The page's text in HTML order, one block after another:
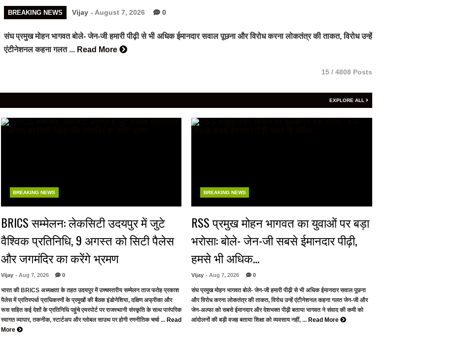
BREAKING NEWS Vijay - August 7, 2026 0
संघ प्रमुख मोहन भागवत बोले- जेन-जी हमारी पीढ़ी से भी अधिक ईमानदार सवाल पूछना और विरोध करना लोकतंत्र की ताकत, विरोध उन्हें
एंटीनेशनल कहना गलत ... Read More
15 / 4808 Posts
EXPLORE ALL
BREAKING NEWS
BRICS सम्मेलन: लेकसिटी उदयपुर में जुटे
वैश्विक प्रतिनिधि, 9 अगस्त को सिटी पैलेस
और जगमंदिर का करेंगे भ्रमण
Vijay - Aug 7, 2026 0
भारत की BRICS अध्यक्षता के तहत उदयपुर में उच्चस्तरीय सम्मेलन ताज फतेह प्रकाश
पैलेस में प्रतिस्पर्धा प्राधिकरणों के प्रमुखों की बैठक इंडोनेशिया, दक्षिण अफ्रीका और
रूस सहित कई देशों के प्रतिनिधि पहुंचे एयरपोर्ट पर राजस्थानी संस्कृति के साथ पारंपरिक
स्वागत व्यापार, तकनीक, स्टार्टअप और ग्लोबल साउथ पर होगी रणनीतिक चर्चा ... Read
More
BREAKING NEWS
RSS प्रमुख मोहन भागवत का युवाओं पर बड़ा
भरोसा: बोले- जेन-जी सबसे ईमानदार पीढ़ी,
हमसे भी अधिक…
Vijay - Aug 7, 2026 0
संघ प्रमुख मोहन भागवत बोले- जेन-जी हमारी पीढ़ी से भी अधिक ईमानदार सवाल पूछना
और विरोध करना लोकतंत्र की ताकत, विरोध उन्हें एंटीनेशनल कहना गलत जेन-जी और
जेन-अल्फा को सबसे ईमानदार और देशभक्त पीढ़ी बताया भागवत ने संवाद की कमी को
आंदोलनों की बड़ी वजह बताया शिक्षा को व्यवसाय नहीं, ... Read More